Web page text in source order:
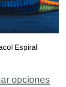
Espiral
opciones